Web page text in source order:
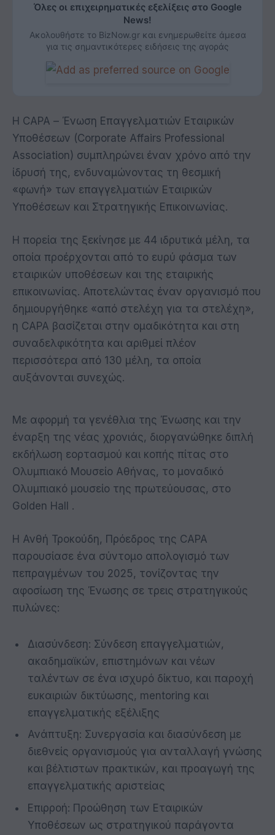
Όλες οι επιχειρηματικές εξελίξεις στο Google
News!
Ακολουθήστε το BizNow.gr και ενημερωθείτε άμεσα
για τις σημαντικότερες ειδήσεις της αγοράς
Η CAPA – Ένωση Επαγγελματιών Εταιρικών
Υποθέσεων (Corporate Affairs Professional
Association) συμπληρώνει έναν χρόνο από την
ίδρυσή της, ενδυναμώνοντας τη θεσμική
«φωνή» των επαγγελματιών Εταιρικών
Υποθέσεων και Στρατηγικής Επικοινωνίας.
Η πορεία της ξεκίνησε με 44 ιδρυτικά μέλη, τα
οποία προέρχονται από το ευρύ φάσμα των
εταιρικών υποθέσεων και της εταιρικής
επικοινωνίας. Αποτελώντας έναν οργανισμό που
δημιουργήθηκε «από στελέχη για τα στελέχη»,
η CAPA βασίζεται στην ομαδικότητα και στη
συναδελφικότητα και αριθμεί πλέον
περισσότερα από 130 μέλη, τα οποία
αυξάνονται συνεχώς.
Με αφορμή τα γενέθλια της Ένωσης και την
έναρξη της νέας χρονιάς, διοργανώθηκε διπλή
εκδήλωση εορτασμού και κοπής πίτας στο
Ολυμπιακό Μουσείο Αθήνας, το μοναδικό
Ολυμπιακό μουσείο της πρωτεύουσας, στο
Golden Hall .
Η Ανθή Τροκούδη, Πρόεδρος της CAPA
παρουσίασε ένα σύντομο απολογισμό των
πεπραγμένων του 2025, τονίζοντας την
αφοσίωση της Ένωσης σε τρεις στρατηγικούς
πυλώνες:
Διασύνδεση: Σύνδεση επαγγελματιών,
ακαδημαϊκών, επιστημόνων και νέων
ταλέντων σε ένα ισχυρό δίκτυο, και παροχή
ευκαιριών δικτύωσης, mentoring και
επαγγελματικής εξέλιξης
Ανάπτυξη: Συνεργασία και διασύνδεση με
διεθνείς οργανισμούς για ανταλλαγή γνώσης
και βέλτιστων πρακτικών, και προαγωγή της
επαγγελματικής αριστείας
Επιρροή: Προώθηση των Εταιρικών
Υποθέσεων ως στρατηγικού παράγοντα